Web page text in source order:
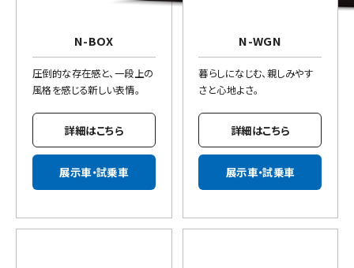
N-BOX
圧倒的な存在感と、一段上の
風格を感じる新しい表情。
詳細はこちら
展示車・試乗車
N-WGN
暮らしになじむ、親しみやす
さと心地よさ。
詳細はこちら
展示車・試乗車